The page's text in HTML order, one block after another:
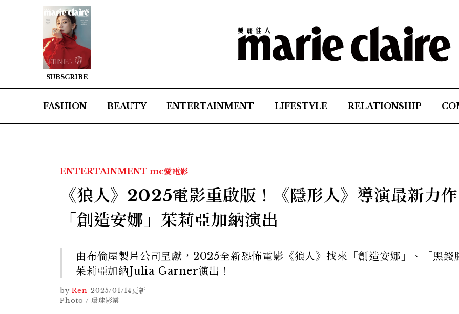
SUBSCRIBE
FASHION BEAUTY ENTERTAINMENT LIFESTYLE RELATIONSHIP
ENTERTAINMENT mc愛電影
《狼人》2025電影重啟版！《隱形人》導演最新力
「創造安娜」茱莉亞加納演出
由布倫屋製片公司呈獻，2025全新恐怖電影《狼人》找來「創造安娜」、「黑錢
茱莉亞加納Julia Garner演出！
by Ren-2025/01/14更新
Photo / 環球影業